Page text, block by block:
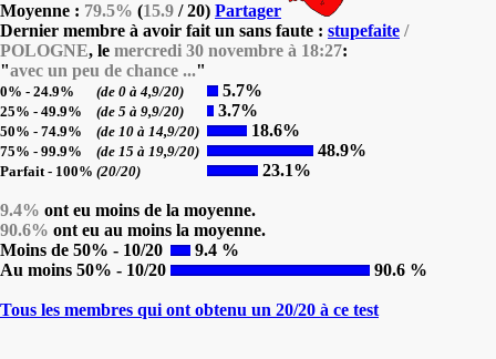
Moyenne : 79.5% (15.9 / 20) Partager
Dernier membre à avoir fait un sans faute : stupefaite /
POLOGNE, le mercredi 30 novembre à 18:27:
"avec un peu de chance ..."
0% - 24.9% (de 0 à 4,9/20) 5.7%
25% - 49.9% (de 5 à 9,9/20) 3.7%
50% - 74.9% (de 10 à 14,9/20) 18.6%
75% - 99.9% (de 15 à 19,9/20) 48.9%
Parfait - 100% (20/20) 23.1%
9.4% ont eu moins de la moyenne.
90.6% ont eu au moins la moyenne.
Moins de 50% - 10/20
9.4 %
Au moins 50% - 10/20
90.6 %
Tous les membres qui ont obtenu un 20/20 à ce test